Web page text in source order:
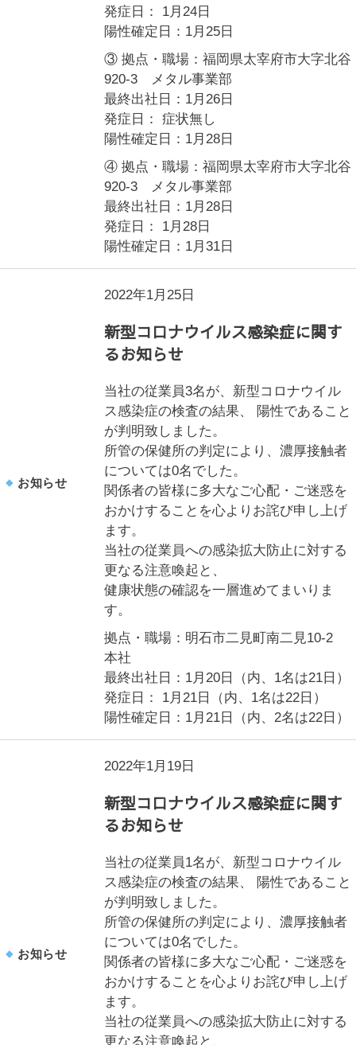
発症日： 1月24日
陽性確定日：1月25日
③ 拠点・職場：福岡県太宰府市大字北谷
920-3 メタル事業部
最終出社日：1月26日
発症日： 症状無し
陽性確定日：1月28日
④ 拠点・職場：福岡県太宰府市大字北谷
920-3 メタル事業部
最終出社日：1月28日
発症日： 1月28日
陽性確定日：1月31日
お知らせ
2022年1月25日
新型コロナウイルス感染症に関す
るお知らせ
当社の従業員3名が、新型コロナウイル
ス感染症の検査の結果、 陽性であること
が判明致しました。
所管の保健所の判定により、濃厚接触者
については0名でした。
関係者の皆様に多大なご心配・ご迷惑を
おかけすることを心よりお詫び申し上げ
ます。
当社の従業員への感染拡大防止に対する
更なる注意喚起と、
健康状態の確認を一層進めてまいりま
す。
拠点・職場：明石市二見町南二見10-2
本社
最終出社日：1月20日（内、1名は21日）
発症日： 1月21日（内、1名は22日）
陽性確定日：1月21日（内、2名は22日）
お知らせ
2022年1月19日
新型コロナウイルス感染症に関す
るお知らせ
当社の従業員1名が、新型コロナウイル
ス感染症の検査の結果、 陽性であること
が判明致しました。
所管の保健所の判定により、濃厚接触者
については0名でした。
関係者の皆様に多大なご心配・ご迷惑を
おかけすることを心よりお詫び申し上げ
ます。
当社の従業員への感染拡大防止に対する
更なる注意喚起と、